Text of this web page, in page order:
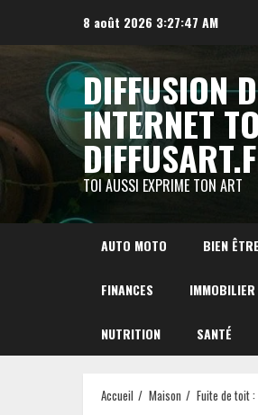
contenu
8 août 2026 3:27:48 AM
DIFFUSION
INTERNET
TOI AUSSI EXPRIME TON ART
AUTO MOTO BIEN ÊTRE
FINANCES IMMOBILIER
NUTRITION SANTÉ
Accueil Maison Fuite de toit